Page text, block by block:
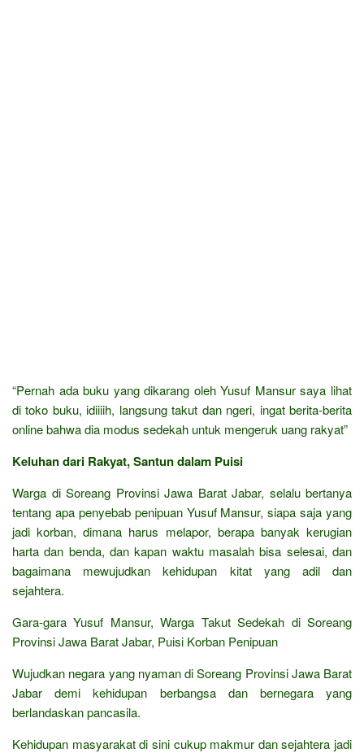
“Pernah ada buku yang dikarang oleh Yusuf Mansur saya lihat
di toko buku, idiiiih, langsung takut dan ngeri, ingat berita-berita
online bahwa dia modus sedekah untuk mengeruk uang rakyat”
Keluhan dari Rakyat, Santun dalam Puisi
Warga di Soreang Provinsi Jawa Barat Jabar, selalu bertanya
tentang apa penyebab penipuan Yusuf Mansur, siapa saja yang
jadi korban, dimana harus melapor, berapa banyak kerugian
harta dan benda, dan kapan waktu masalah bisa selesai, dan
bagaimana mewujudkan kehidupan kitat yang adil dan
sejahtera.
Gara-gara Yusuf Mansur, Warga Takut Sedekah di Soreang
Provinsi Jawa Barat Jabar, Puisi Korban Penipuan
Wujudkan negara yang nyaman di Soreang Provinsi Jawa Barat
Jabar demi kehidupan berbangsa dan bernegara yang
berlandaskan pancasila.
Kehidupan masyarakat di sini cukup makmur dan sejahtera jadi